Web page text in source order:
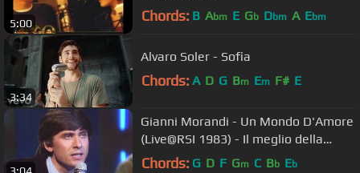
5:00 Chords: B Abm E Gb Dbm A Ebm
3:34
Alvaro Soler - Sofia
Chords: A D G Bm Em F# E
Gianni Morandi - Un Mondo D'Amore
(Live@RSI 1983) - Il meglio della
musica Italiana
Chords: G D F Gm C Bb Eb